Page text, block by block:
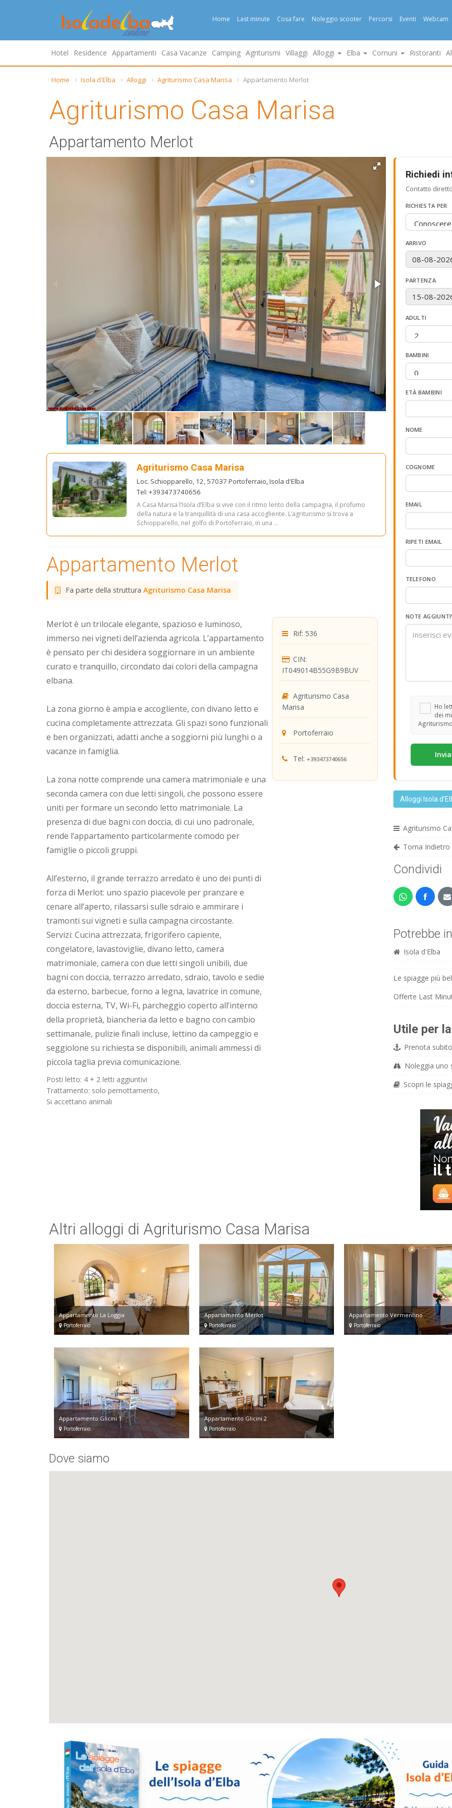
Home Last minute Cosa fare Noleggio scooter Percorsi Eventi Webcam
Hotel Residence Appartamenti Casa Vacanze Camping Agriturismi Villaggi Alloggi Elba Comuni Ristoranti
Home Isola d'Elba Alloggi Agriturismo Casa Marisa Appartamento Merlot
Agriturismo Casa Marisa
Appartamento Merlot
Agriturismo Casa Marisa
Loc. Schiopparello, 12, 57037 Portoferraio, Isola d'Elba
Tel: +393473740656
A Casa Marisa l’Isola d’Elba si vive con il ritmo lento della campagna, il profumo
della natura e la tranquillità di una casa accogliente. L’agriturismo si trova a
Schiopparello, nel golfo di Portoferraio, in una ...
Appartamento Merlot
Fa parte della struttura Agriturismo Casa Marisa
Merlot è un trilocale elegante, spazioso e luminoso,
immerso nei vigneti dell’azienda agricola. L’appartamento
è pensato per chi desidera soggiornare in un ambiente
curato e tranquillo, circondato dai colori della campagna
elbana.
La zona giorno è ampia e accogliente, con divano letto e
cucina completamente attrezzata. Gli spazi sono funzionali
e ben organizzati, adatti anche a soggiorni più lunghi o a
vacanze in famiglia.
La zona notte comprende una camera matrimoniale e una
seconda camera con due letti singoli, che possono essere
uniti per formare un secondo letto matrimoniale. La
presenza di due bagni con doccia, di cui uno padronale,
rende l’appartamento particolarmente comodo per
famiglie o piccoli gruppi.
All’esterno, il grande terrazzo arredato è uno dei punti di
forza di Merlot: uno spazio piacevole per pranzare e
cenare all’aperto, rilassarsi sulle sdraio e ammirare i
tramonti sui vigneti e sulla campagna circostante.
Servizi: Cucina attrezzata, frigorifero capiente,
congelatore, lavastoviglie, divano letto, camera
matrimoniale, camera con due letti singoli unibili, due
bagni con doccia, terrazzo arredato, sdraio, tavolo e sedie
da esterno, barbecue, forno a legna, lavatrice in comune,
doccia esterna, TV, Wi-Fi, parcheggio coperto all’interno
della proprietà, biancheria da letto e bagno con cambio
settimanale, pulizie finali incluse, lettino da campeggio e
seggiolone su richiesta se disponibili, animali ammessi di
piccola taglia previa comunicazione.
Posti letto: 4 + 2 letti aggiuntivi
Trattamento: solo pernottamento,
Si accettano animali
Rif: 536
CIN:
IT049014B55G9B9BUV
Agriturismo Casa
Marisa
Portoferraio
Tel: +393473740656
Richiedi
Contatto
RICHIESTA PER
ARRIVO
PARTENZA
ADULTI
BAMBINI
ETÀ BAMBINI
NOME
COGNOME
EMAIL
RIPETI EMAIL
TELEFONO
NOTE
Ho
dei
Alloggi Isola
Agriturismo
Torna Indietro
Condividi
Potrebbe
Isola d'Elba
Le spiagge più
Offerte Last
Utile per
Prenota
Noleggia uno
Scopri le
Altri alloggi di Agriturismo Casa Marisa
Appartamento La Loggia
Portoferraio
Appartamento Merlot
Portoferraio
Appartamento Vermentino
Portoferraio
Appartamento Glicini 1
Portoferraio
Appartamento Glicini 2
Portoferraio
Dove siamo